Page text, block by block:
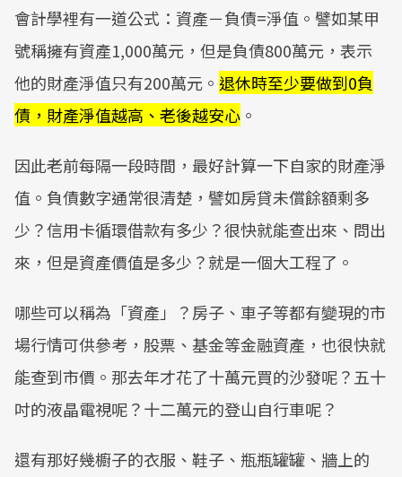
會計學裡有一道公式：資產－負債=淨值。譬如某甲
號稱擁有資產1,000萬元，但是負債800萬元，表示
他的財產淨值只有200萬元。 退休時至少要做到0負
債，財產淨值越高、老後越安心 。
因此老前每隔一段時間，最好計算一下自家的財產淨
值。負債數字通常很清楚，譬如房貸未償餘額剩多
少？信用卡循環借款有多少？很快就能查出來、問出
來，但是資產價值是多少？就是一個大工程了。
哪些可以稱為「資產」？房子、車子等都有變現的市
場行情可供參考，股票、基金等金融資產，也很快就
能查到市價。那去年才花了十萬元買的沙發呢？五十
吋的液晶電視呢？十二萬元的登山自行車呢？
還有那好幾櫥子的衣服、鞋子、瓶瓶罐罐、牆上的